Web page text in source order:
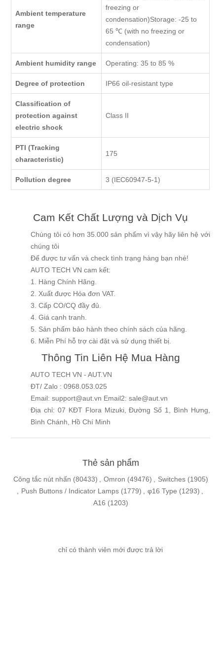
Ambient temperature
range
freezing or
condensation)Storage: -25 to
65 ℃ (with no freezing or
condensation)
Ambient humidity range Operating: 35 to 85 %
Degree of protection IP66 oil-resistant type
Classification of
protection against
electric shock
Class II
PTI (Tracking
characteristic)
175
Pollution degree 3 (IEC60947-5-1)
Cam Kết Chất Lượng và Dịch Vụ
Chúng tôi có hơn 35.000 sản phẩm vì vậy hãy liên hệ với
chúng tôi
Để được tư vấn và check tình trạng hàng bạn nhé!
AUTO TECH VN cam kết:
1. Hàng Chính Hãng.
2. Xuất được Hóa đơn VAT.
3. Cấp CO/CQ đầy đủ.
4. Giá cạnh tranh.
5. Sản phẩm bảo hành theo chính sách của hãng.
6. Miễn Phí hỗ trợ cài đặt và sử dụng thiết bị.
Thông Tin Liên Hệ Mua Hàng
AUTO TECH VN - AUT.VN
ĐT/ Zalo : 0968.053.025
Email: support@aut.vn Email2: sale@aut.vn
Địa chỉ: 07 KĐT Flora Mizuki, Đường Số 1, Bình Hưng,
Bình Chánh, Hồ Chí Minh
Thẻ sản phẩm
Công tắc nút nhấn (80433) Omron (49476) Switches (1905)
Push Buttons / Indicator Lamps (1779) φ16 Type (1293)
A16 (1203)
chỉ có thành viên mới được trả lời